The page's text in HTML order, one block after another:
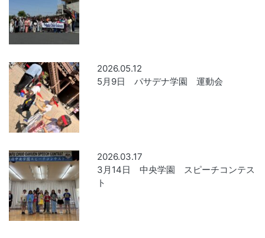
2026.05.12
5月9日 パサデナ学園 運動会
2026.03.17
3月14日 中央学園 スピーチコンテス
ト